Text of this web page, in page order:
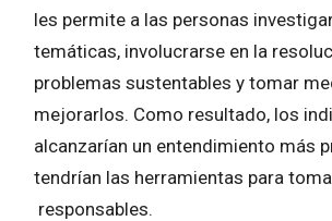
les permite a las personas
temáticas, involucrarse en la
problemas sustentables y tomar
mejorarlos. Como resultado, los
alcanzarían un entendimiento más
tendrían las herramientas para
responsables.